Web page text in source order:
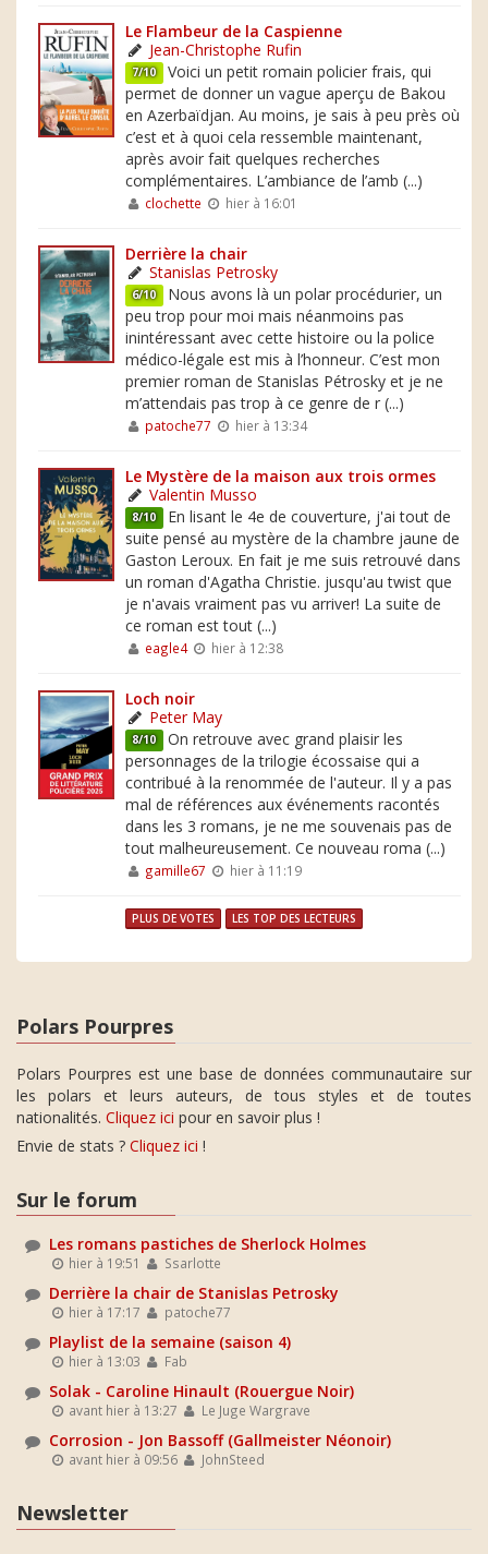
Le Flambeur de la Caspienne
Jean-Christophe Rufin
7/10 Voici un petit romain policier frais, qui
permet de donner un vague aperçu de Bakou
en Azerbaïdjan. Au moins, je sais à peu près où
c’est et à quoi cela ressemble maintenant,
après avoir fait quelques recherches
complémentaires. L’ambiance de l’amb (...)
clochette hier à 16:01
Derrière la chair
Stanislas Petrosky
6/10 Nous avons là un polar procédurier, un
peu trop pour moi mais néanmoins pas
inintéressant avec cette histoire ou la police
médico-légale est mis à l’honneur. C’est mon
premier roman de Stanislas Pétrosky et je ne
m’attendais pas trop à ce genre de r (...)
patoche77 hier à 13:34
Le Mystère de la maison aux trois ormes
Valentin Musso
8/10 En lisant le 4e de couverture, j'ai tout de
suite pensé au mystère de la chambre jaune de
Gaston Leroux. En fait je me suis retrouvé dans
un roman d'Agatha Christie. jusqu'au twist que
je n'avais vraiment pas vu arriver! La suite de
ce roman est tout (...)
eagle4 hier à 12:38
Loch noir
Peter May
8/10 On retrouve avec grand plaisir les
personnages de la trilogie écossaise qui a
contribué à la renommée de l'auteur. Il y a pas
mal de références aux événements racontés
dans les 3 romans, je ne me souvenais pas de
tout malheureusement. Ce nouveau roma (...)
gamille67 hier à 11:19
PLUS DE VOTES LES TOP DES LECTEURS
Polars Pourpres
Polars Pourpres est une base de données communautaire sur
les polars et leurs auteurs, de tous styles et de toutes
nationalités. Cliquez ici pour en savoir plus !
Envie de stats ? Cliquez ici !
Sur le forum
Les romans pastiches de Sherlock Holmes
hier à 19:51 Ssarlotte
Derrière la chair de Stanislas Petrosky
hier à 17:17 patoche77
Playlist de la semaine (saison 4)
hier à 13:03 Fab
Solak - Caroline Hinault (Rouergue Noir)
avant hier à 13:27 Le Juge Wargrave
Corrosion - Jon Bassoff (Gallmeister Néonoir)
avant hier à 09:56 JohnSteed
Newsletter